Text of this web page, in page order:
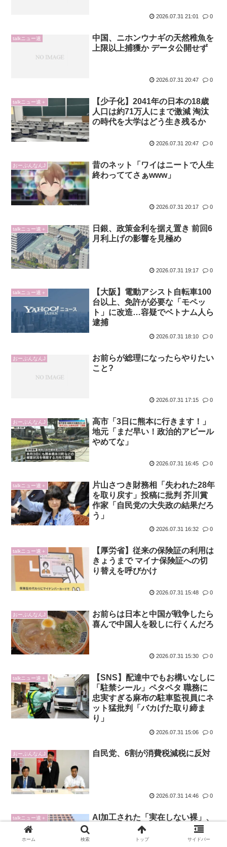
2026.07.31 21:01 0
talkニュー速
中国、ニホンウナギの天然稚魚を
上限以上捕獲か データ公開せず
2026.07.31 20:47 0
talkニュー速＋
【少子化】2041年の日本の18歳
人口は約71万人にまで激減 淘汰
の時代を大学はどう生き残るか
2026.07.31 20:47 0
おーぷんなんJ
昔のネット「ワイはニートで人生
終わっててさぁwww」
2026.07.31 20:17 0
talkニュー速＋
日銀、政策金利を据え置き 前回6
月利上げの影響を見極め
2026.07.31 19:17 0
talkニュー速＋
【大阪】電動アシスト自転車100
台以上、免許が必要な「モペッ
ト」に改造…容疑でベトナム人ら
逮捕
2026.07.31 18:10 0
おーぷんなんJ
お前らが総理になったらやりたい
こと?
2026.07.31 17:15 0
おーぷんなんJ
高市「3日に熊本に行きます！」
地元「まだ早い！政治的アピール
やめてな」
2026.07.31 16:45 0
talkニュー速＋
片山さつき財務相「失われた28年
を取り戻す」投稿に批判 芥川賞
作家「自民党の大失政の結果だろ
う」
2026.07.31 16:32 0
talkニュー速＋
【厚労省】従来の保険証の利用は
きょうまで マイナ保険証への切
り替えを呼びかけ
2026.07.31 15:48 0
おーぷんなんJ
お前らは日本と中国が戦争したら
喜んで中国人を殺しに行くんだろ
2026.07.31 15:30 0
talkニュー速＋
【SNS】配達中でもお構いなしに
「駐禁シール」ペタペタ 職務に
忠実すぎる麻布の駐車監視員にネ
ット猛批判「バカげた取り締ま
り」
2026.07.31 15:06 0
おーぷんなんJ 自民党、6割が消費税減税に反対
2026.07.31 14:46 0
talkニュー速＋
AI加工された「実在しない裸」、
初の児童ポルノ認定も…専門家
「無理な解釈」と異論…名古屋地
ホーム 検索 トップ サイドバー